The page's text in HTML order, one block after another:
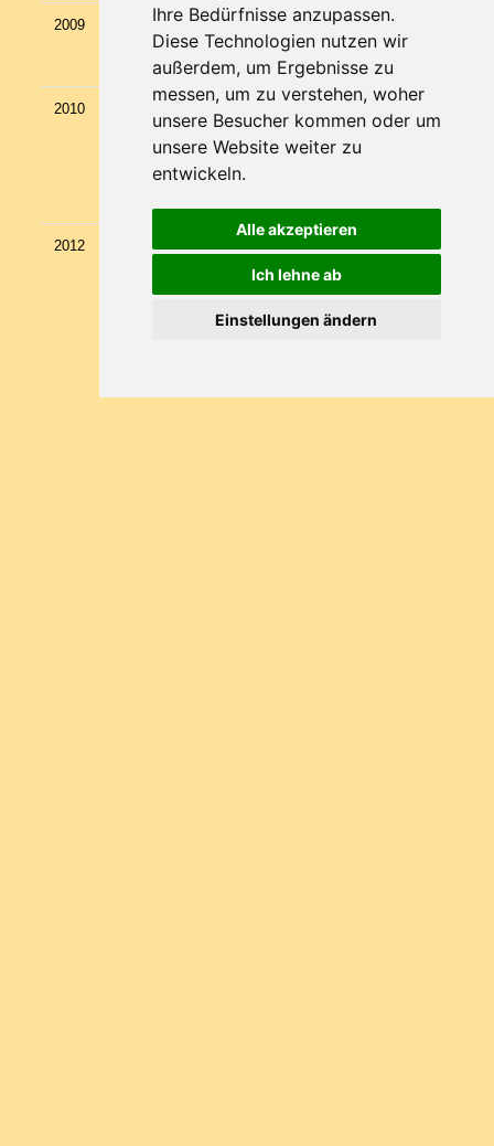
Ihre Bedürfnisse anzupassen.
Diese Technologien nutzen wir
außerdem, um Ergebnisse zu
messen, um zu verstehen, woher
unsere Besucher kommen oder um
unsere Website weiter zu
entwickeln.
Alle akzeptieren
Ich lehne ab
Einstellungen ändern
2009
Zimmeranbau Neuwirt – Erweiterung der
südseitigen Zimmer um 6 Räume.
2010
Die Eisbahn hinter dem Hotel Neuwirt wird
asphaltiert, dadurch wird die beliebte Bahn nicht
nur im Winter, sondern auch im Sommer von
genutzt.
2012
Kaiserhotel Kitzbühler Alpen**** – Herbst -
1 Baustufe – Hotellift Neubau bis in den 4.
Neubau Stiegenhaus vom 3. in den 4. Stock.